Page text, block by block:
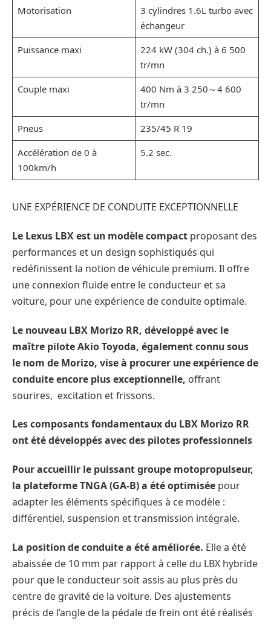
Motorisation
3 cylindres 1.6L turbo avec
échangeur
Puissance maxi
224 kW (304 ch.) à 6 500
tr/mn
Couple maxi
400 Nm à 3 250～4 600
tr/mn
Pneus
235/45 R 19
Accélération de 0 à
100km/h
5.2 sec.
UNE EXPÉRIENCE DE CONDUITE EXCEPTIONNELLE
Le Lexus LBX est un modèle compact proposant des
performances et un design sophistiqués qui
redéfinissent la notion de véhicule premium. Il offre
une connexion fluide entre le conducteur et sa
voiture, pour une expérience de conduite optimale.
Le nouveau LBX Morizo RR, développé avec le
maître pilote Akio Toyoda, également connu sous
le nom de Morizo, vise à procurer une expérience de
conduite encore plus exceptionnelle, offrant
sourires, excitation et frissons.
Les composants fondamentaux du LBX Morizo RR
ont été développés avec des pilotes professionnels
Pour accueillir le puissant groupe motopropulseur,
la plateforme TNGA (GA-B) a été optimisée pour
adapter les éléments spécifiques à ce modèle :
différentiel, suspension et transmission intégrale.
La position de conduite a été améliorée. Elle a été
abaissée de 10 mm par rapport à celle du LBX hybride
pour que le conducteur soit assis au plus près du
centre de gravité de la voiture. Des ajustements
précis de l’angle de la pédale de frein ont été réalisés